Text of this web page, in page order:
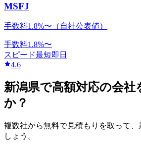
MSFJ
手数料1.8%〜（自社公表値）
手数料1.8%〜
スピード最短即日
4.6
新潟県で高額対応の会社
か？
複数社から無料で見積もりを取って、
しょう。